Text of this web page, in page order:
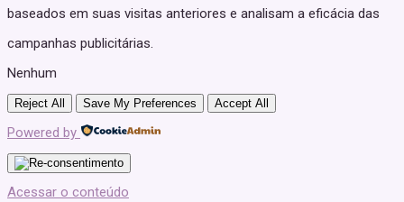
baseados em suas visitas anteriores e analisam a eficácia das
campanhas publicitárias.
Nenhum
Reject All Save My Preferences Accept All
Powered by
Acessar o conteúdo